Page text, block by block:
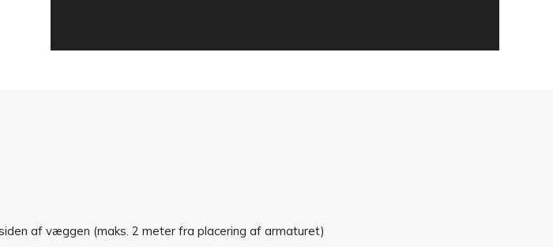
af væggen (maks. 2 meter fra placering af armaturet)